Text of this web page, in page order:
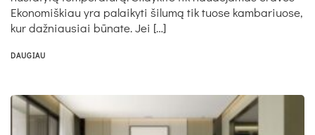
Ekonomiškiau yra palaikyti šilumą tik tuose kambariuose,
kur dažniausiai būnate. Jei […]
DAUGIAU